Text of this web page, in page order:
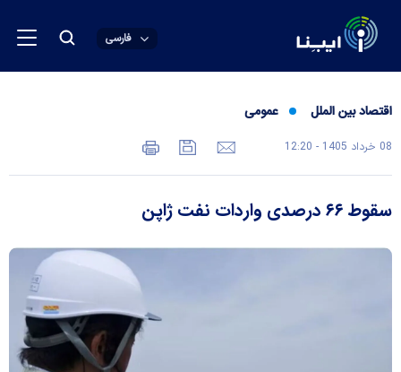
فارسی
اقتصاد بین الملل عمومی
08 خرداد 1405 - 12:20
سقوط ۶۶ درصدی واردات نفت ژاپن